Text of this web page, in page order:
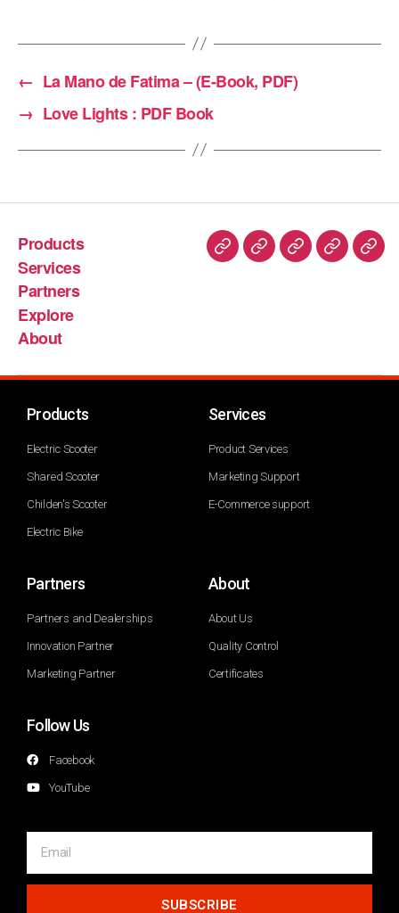
← La Mano de Fatima – (E-Book, PDF)
→ Love Lights : PDF Book
Products
Services
Partners
Explore
About
Products
Electric Scooter
Shared Scooter
Childen's Scooter
Electric Bike
Services
Product Services
Marketing Support
E-Commerce support
Partners
Partners and Dealerships
Innovation Partner
Marketing Partner
About
About Us
Quality Control
Certificates
Follow Us
Facebook
YouTube
SUBSCRIBE